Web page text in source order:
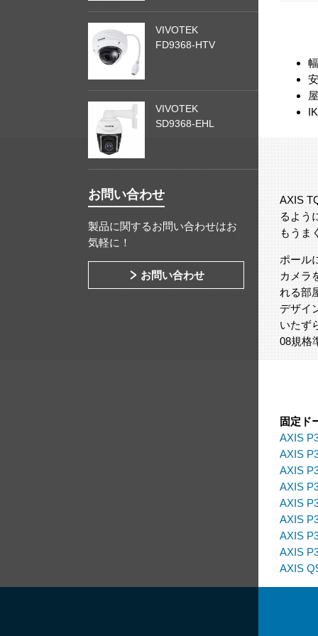
AXIS
るよう
もうま
ポール
カメラ
れる部
デザイ
いたず
08規格
固定ド
AXIS
AXIS
AXIS
AXIS
AXIS
AXIS
AXIS
AXIS
AXIS
VIVOTEK
FD9368-HTV
VIVOTEK
SD9368-EHL
お問い合わせ
製品に関するお問い合わせはお
気軽に！
お問い合わせ